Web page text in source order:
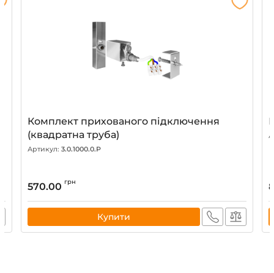
Комплект прихованого підключення
(квадратна труба)
Артикул: 3.0.1000.0.P
570.00 грн
Купити